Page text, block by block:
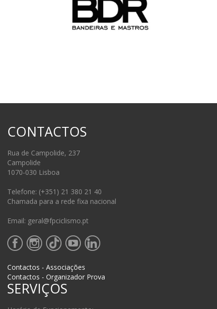
CONTACTOS
Rua de Campolide, 237
Campolide
1070-030 Lisboa
Telefone: (+351) 21 380 21 40
Chamada para a rede fixa nacional
Email: geral@fpciclismo.pt
Contactos - Associações
Contactos - Organizador Prova
SERVIÇOS